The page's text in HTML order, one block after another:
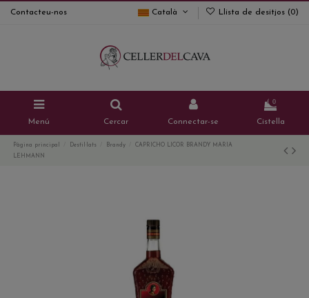
Contacteu-nos Català Llista de desitjos (0)
Menú Cercar Connectar-se
0
Cistella
Pàgina principal Destil·lats Brandy
CAPRICHO LICOR BRANDY MARIA
LEHMANN